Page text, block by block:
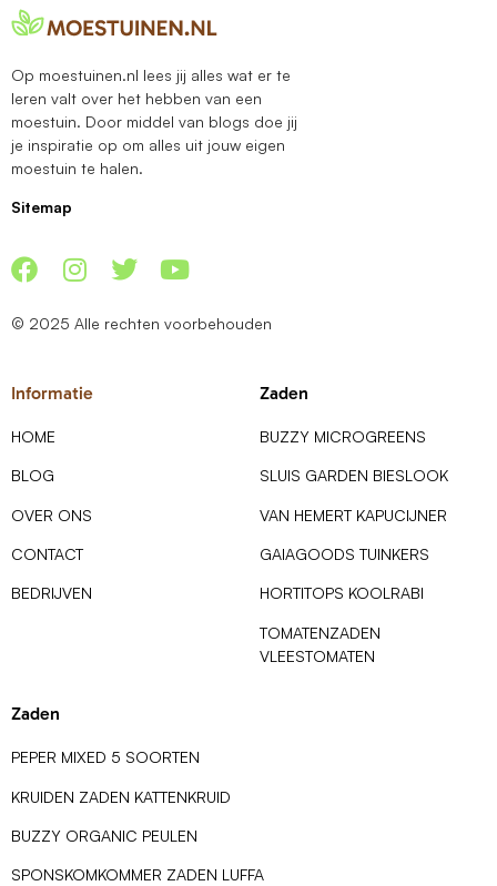
Op moestuinen.nl lees jij alles wat er te
leren valt over het hebben van een
moestuin. Door middel van blogs doe jij
je inspiratie op om alles uit jouw eigen
moestuin te halen.
Sitemap
© 2025 Alle rechten voorbehouden
Informatie
HOME
BLOG
OVER ONS
CONTACT
BEDRIJVEN
Zaden
BUZZY MICROGREENS
SLUIS GARDEN BIESLOOK
VAN HEMERT KAPUCIJNER
GAIAGOODS TUINKERS
HORTITOPS KOOLRABI
TOMATENZADEN
VLEESTOMATEN
Zaden
PEPER MIXED 5 SOORTEN
KRUIDEN ZADEN KATTENKRUID
BUZZY ORGANIC PEULEN
SPONSKOMKOMMER ZADEN LUFFA